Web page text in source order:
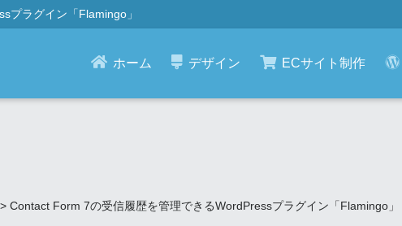
プラグイン「Flamingo」
ホーム デザイン ECサイト制作
> Contact Form 7の受信履歴を管理できるWordPressプラグイン「Flamingo」